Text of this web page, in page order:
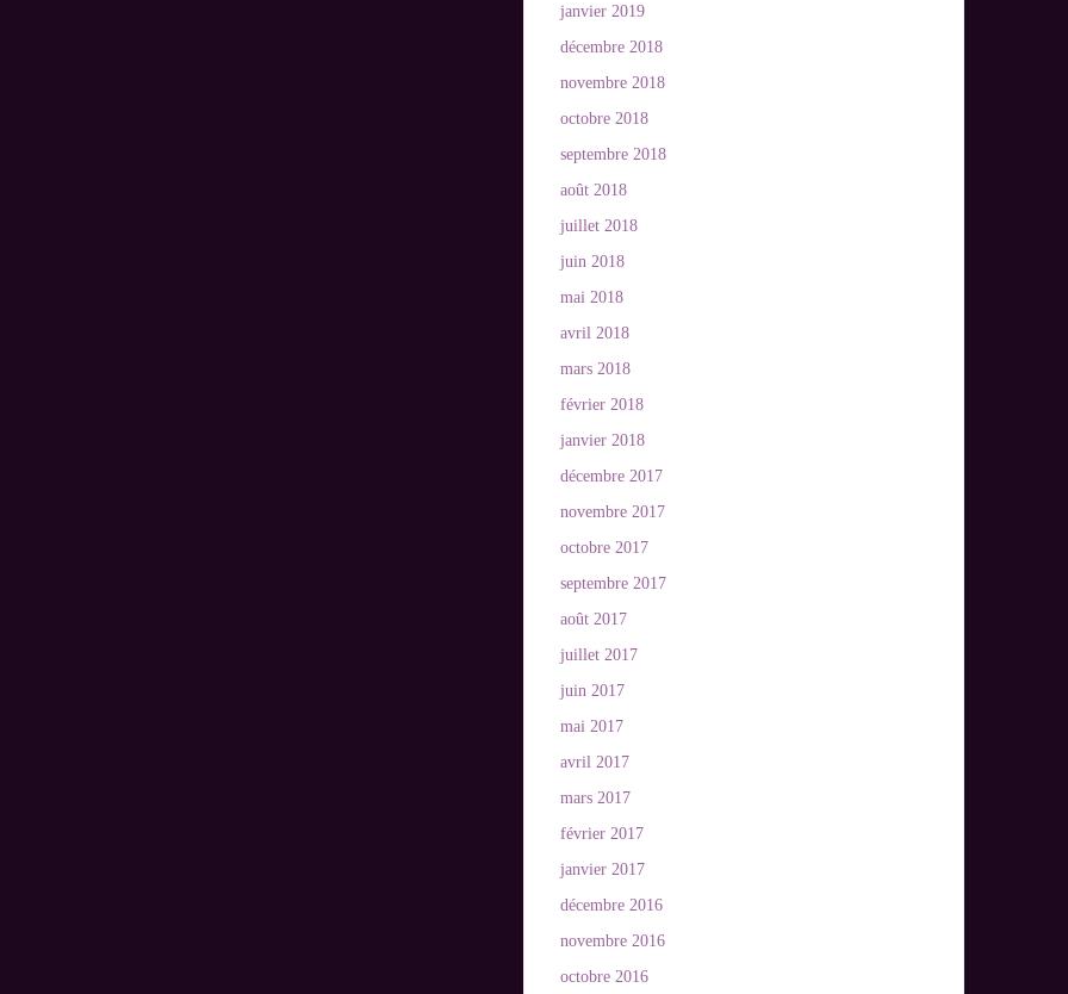
janvier 2019
décembre 2018
novembre 2018
octobre 2018
septembre 2018
août 2018
juillet 2018
juin 2018
mai 2018
avril 2018
mars 2018
février 2018
janvier 2018
décembre 2017
novembre 2017
octobre 2017
septembre 2017
août 2017
juillet 2017
juin 2017
mai 2017
avril 2017
mars 2017
février 2017
janvier 2017
décembre 2016
novembre 2016
octobre 2016